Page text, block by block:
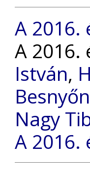
A 2016.
A 2016.
István,
Nagy
A 2016.